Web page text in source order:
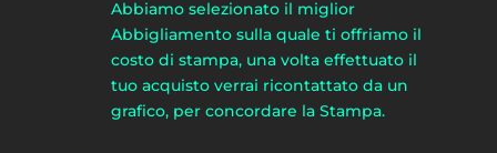
Abbiamo selezionato il miglior
Abbigliamento sulla quale ti offriamo il
costo di stampa, una volta effettuato il
tuo acquisto verrai ricontattato da un
grafico, per concordare la Stampa.